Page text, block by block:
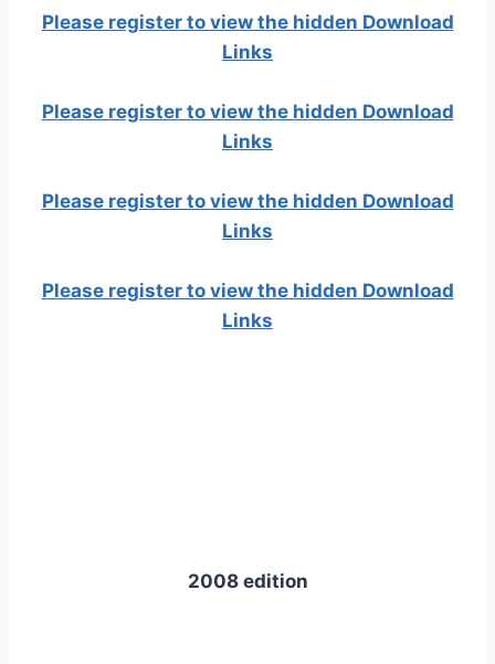
Please register to view the hidden Download
Links
Please register to view the hidden Download
Links
Please register to view the hidden Download
Links
Please register to view the hidden Download
Links
2008 edition